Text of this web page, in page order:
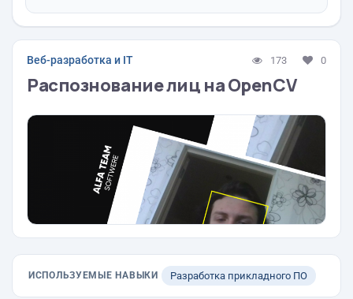
Веб-разработка и IT 173 0
Распознование лиц на OpenCV
ИСПОЛЬЗУЕМЫЕ НАВЫКИ Разработка прикладного ПО